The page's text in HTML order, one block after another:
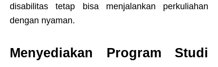
disabilitas tetap bisa menjalankan perkuliahan
dengan nyaman.
Menyediakan Program Studi